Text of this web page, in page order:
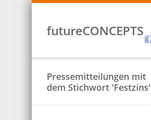
futureCONCEPTS
Pressemitteilungen mit
dem Stichwort 'Festzins'